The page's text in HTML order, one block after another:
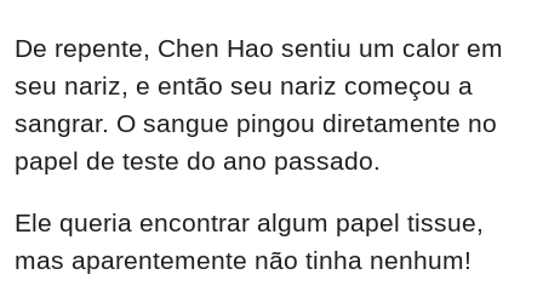
De repente, Chen Hao sentiu um calor em
seu nariz, e então seu nariz começou a
sangrar. O sangue pingou diretamente no
papel de teste do ano passado.
Ele queria encontrar algum papel tissue,
mas aparentemente não tinha nenhum!